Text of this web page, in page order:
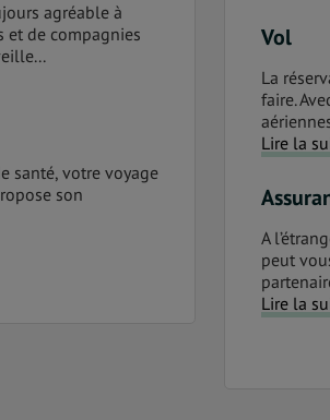
agréable à
et de compagnies
santé, votre voyage
son
Vol
La
faire.
Lire la
A
peut
Lire la